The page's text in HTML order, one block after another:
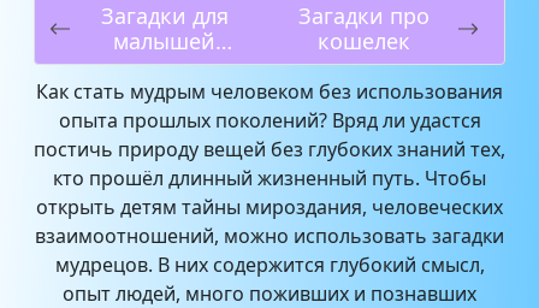
Загадки для
малышей
средней
группы
Загадки про
кошелек
Как стать мудрым человеком без использования
опыта прошлых поколений? Вряд ли удастся
постичь природу вещей без глубоких знаний тех,
кто прошёл длинный жизненный путь. Чтобы
открыть детям тайны мироздания, человеческих
взаимоотношений, можно использовать загадки
мудрецов. В них содержится глубокий смысл,
опыт людей, много поживших и познавших